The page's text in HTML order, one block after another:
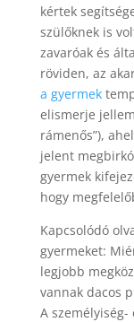
kértek
szülőknek is
zavaróak és
röviden, az
a gyermek
elismerje
rámenős”),
jelent
gyermek
hogy
Kapcsolódó
gyermeket:
legjobb
vannak dacos
A személyiség-